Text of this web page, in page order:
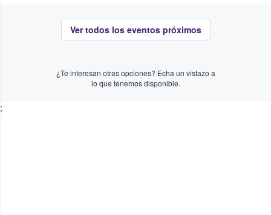
Ver todos los eventos próximos
¿Te interesan otras opciones? Echa un vistazo a
lo que tenemos disponible.
;